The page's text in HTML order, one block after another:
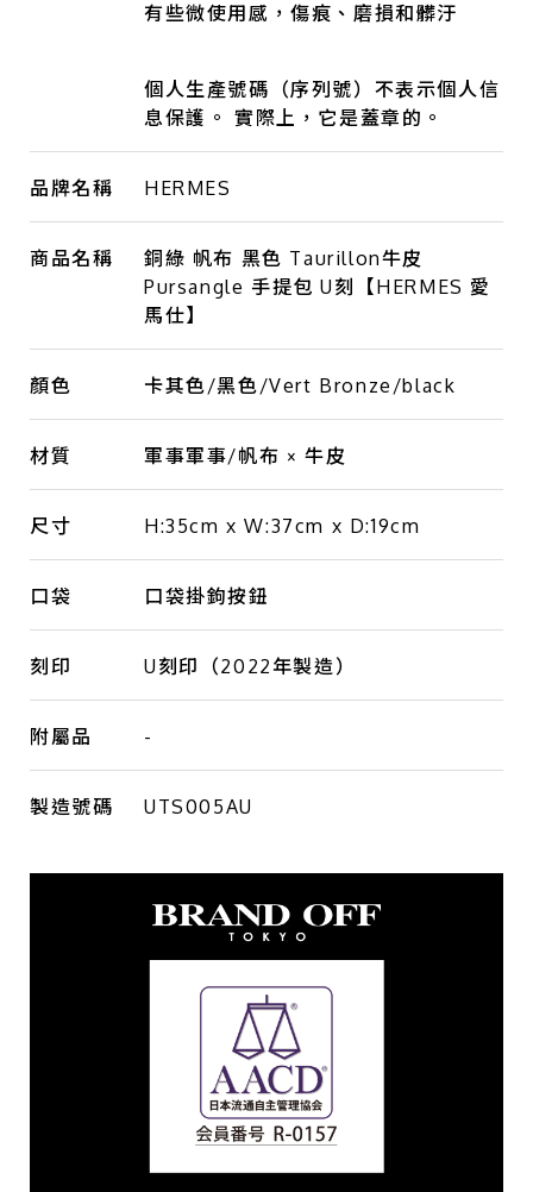
有些微使用感，傷痕、磨損和髒汙
個人生產號碼（序列號）不表示個人信
息保護。 實際上，它是蓋章的。
品牌名稱 HERMES
商品名稱
銅綠 帆布 黑色 Taurillon牛皮
Pursangle 手提包 U刻【HERMES 愛
馬仕】
顏色 卡其色/黑色/Vert Bronze/black
材質 軍事軍事/帆布 × 牛皮
尺寸 H:35cm x W:37cm x D:19cm
口袋 口袋掛鉤按鈕
刻印 U刻印（2022年製造）
附屬品 -
製造號碼 UTS005AU